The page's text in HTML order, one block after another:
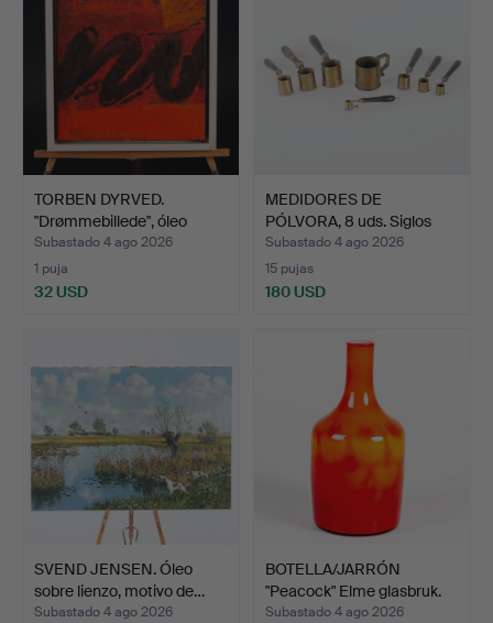
TORBEN DYRVED.
"Drømmebillede", óleo
sobre…
Subastado 4 ago 2026
1 puja
32 USD
MEDIDORES DE
PÓLVORA, 8 uds. Siglos
XVIII/…
Subastado 4 ago 2026
15 pujas
180 USD
SVEND JENSEN. Óleo
sobre lienzo, motivo de…
Subastado 4 ago 2026
BOTELLA/JARRÓN
"Peacock" Elme glasbruk.
Subastado 4 ago 2026